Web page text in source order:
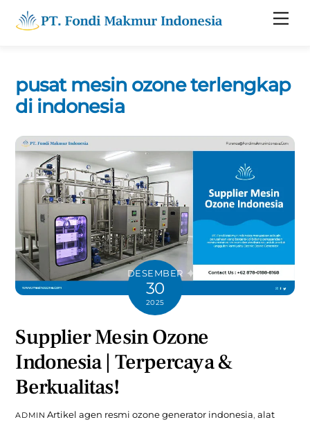
pusat mesin ozone terlengkap
di indonesia
DESEMBER
30
2025
Supplier Mesin Ozone
Indonesia | Terpercaya &
Berkualitas!
ADMIN Artikel agen resmi ozone generator indonesia,alat